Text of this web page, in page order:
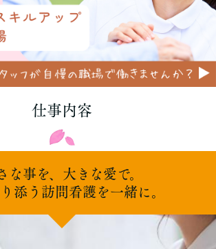
仕事内容
な事を、大きな愛で。
添う訪問看護を一緒に。